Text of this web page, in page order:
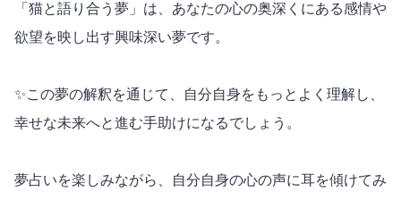
「猫と語り合う夢」は、あなたの心の奥深くにある感情や
欲望を映し出す興味深い夢です。
✨この夢の解釈を通じて、自分自身をもっとよく理解し、
幸せな未来へと進む手助けになるでしょう。
夢占いを楽しみながら、自分自身の心の声に耳を傾けてみ